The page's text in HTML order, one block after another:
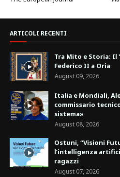
ARTICOLI RECENTI
Tra Mito e Storia: Il
Federico II a Oria
August 09, 2026
Italia e Mondiali,
commissario
sistema»
August 08, 2026
Ostuni, “Visioni
l’intelligenza
ragazzi
August 07, 2026